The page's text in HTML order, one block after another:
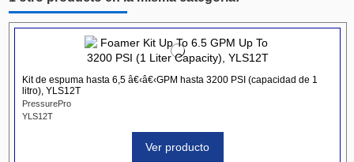
Kit de espuma hasta 6,5 â€‹â€‹GPM hasta 3200 PSI (capacidad de 1
litro), YLS12T
PressurePro
YLS12T
Ver producto